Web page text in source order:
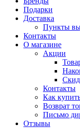
Подарки
Доставка
Пункты
Контакты
О магазине
Акции
Контакты
Как
Возврат
Письмо
Отзывы